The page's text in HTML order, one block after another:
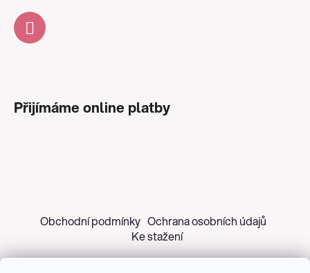
Přijímáme online platby
Obchodní podmínky Ochrana osobních údajů
Ke stažení